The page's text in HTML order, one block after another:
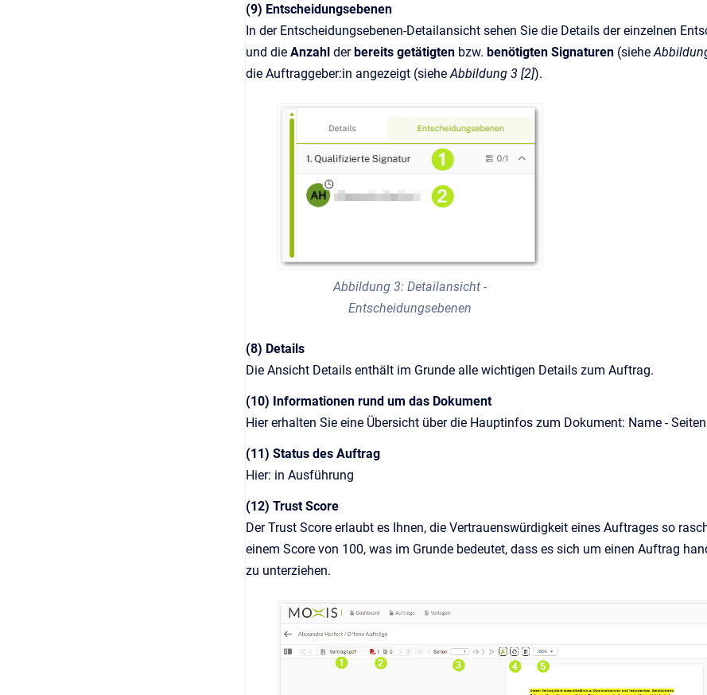
(9) Entscheidungsebenen
In der Entscheidungsebenen-Detailansicht sehen Sie die Details der einzelnen
und die Anzahl derbereits getätigten bzw. benötigten Signaturen (siehe
die Auftraggeber:in angezeigt (siehe Abbildung 3 [2]).
Abbildung 3: Detailansicht -
Entscheidungsebenen
(8) Details
Die Ansicht Details enthält im Grunde alle wichtigen Details zum Auftrag.
(10) Informationen rund um das Dokument
Hier erhalten Sie eine Übersicht über die Hauptinfos zum Dokument: Name -
(11) Status des Auftrag
Hier: in Ausführung
(12) Trust Score
Der Trust Score erlaubt es Ihnen, die Vertrauenswürdigkeit eines Auftrages so
einem Score von 100, was im Grunde bedeutet, dass es sich um einen Auftrag
zu unterziehen.